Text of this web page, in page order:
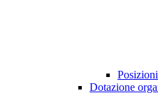
Dotazione